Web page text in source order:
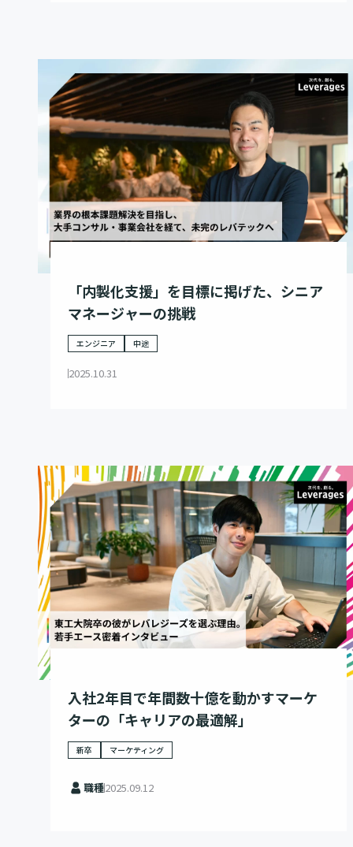
「内製化支援」を目標に掲げた、シニア
マネージャーの挑戦
エンジニア 中途
2025.10.31
入社2年目で年間数十億を動かすマーケ
ターの「キャリアの最適解」
新卒 マーケティング
職種2025.09.12